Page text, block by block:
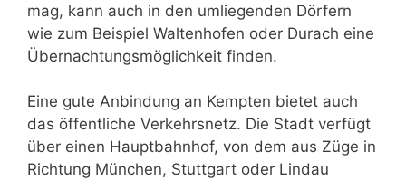
mag, kann auch in den umliegenden Dörfern
wie zum Beispiel Waltenhofen oder Durach eine
Übernachtungsmöglichkeit finden.
Eine gute Anbindung an Kempten bietet auch
das öffentliche Verkehrsnetz. Die Stadt verfügt
über einen Hauptbahnhof, von dem aus Züge in
Richtung München, Stuttgart oder Lindau